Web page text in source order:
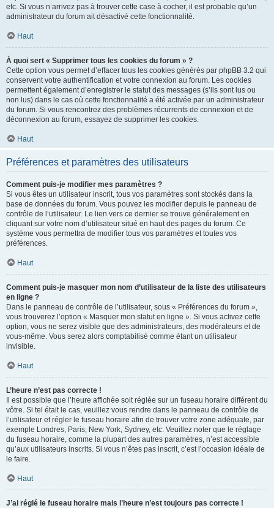
etc. Si vous n’arrivez pas à trouver cette case à cocher, il est probable qu’un
administrateur du forum ait désactivé cette fonctionnalité.
Haut
À quoi sert « Supprimer tous les cookies du forum » ?
Cette option vous permet d’effacer tous les cookies générés par phpBB 3.2 qui
conservent votre authentification et votre connexion au forum. Les cookies
permettent également d’enregistrer le statut des messages (s’ils sont lus ou
non lus) dans le cas où cette fonctionnalité a été activée par un administrateur
du forum. Si vous rencontrez des problèmes récurrents de connexion et de
déconnexion au forum, essayez de supprimer les cookies.
Haut
Préférences et paramètres des utilisateurs
Comment puis-je modifier mes paramètres ?
Si vous êtes un utilisateur inscrit, tous vos paramètres sont stockés dans la
base de données du forum. Vous pouvez les modifier depuis le panneau de
contrôle de l’utilisateur. Le lien vers ce dernier se trouve généralement en
cliquant sur votre nom d’utilisateur situé en haut des pages du forum. Ce
système vous permettra de modifier tous vos paramètres et toutes vos
préférences.
Haut
Comment puis-je masquer mon nom d’utilisateur de la liste des utilisateurs
en ligne ?
Dans le panneau de contrôle de l’utilisateur, sous « Préférences du forum »,
vous trouverez l’option « Masquer mon statut en ligne ». Si vous activez cette
option, vous ne serez visible que des administrateurs, des modérateurs et de
vous-même. Vous serez alors comptabilisé comme étant un utilisateur
invisible.
Haut
L’heure n’est pas correcte !
Il est possible que l’heure affichée soit réglée sur un fuseau horaire différent du
vôtre. Si tel était le cas, veuillez vous rendre dans le panneau de contrôle de
l’utilisateur et régler le fuseau horaire afin de trouver votre zone adéquate, par
exemple Londres, Paris, New York, Sydney, etc. Veuillez noter que le réglage
du fuseau horaire, comme la plupart des autres paramètres, n’est accessible
qu’aux utilisateurs inscrits. Si vous n’êtes pas inscrit, c’est l’occasion idéale de
le faire.
Haut
J’ai réglé le fuseau horaire mais l’heure n’est toujours pas correcte !